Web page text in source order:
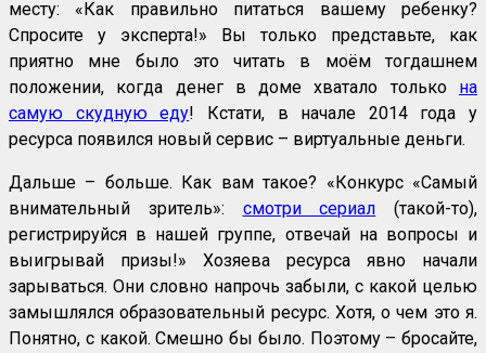
месту: «Как правильно питаться вашему ребенку?
Спросите у эксперта!» Вы только представьте, как
приятно мне было это читать в моём тогдашнем
положении, когда денег в доме хватало только на
самую скудную еду! Кстати, в начале 2014 года у
ресурса появился новый сервис – виртуальные деньги.
Дальше – больше. Как вам такое? «Конкурс «Самый
внимательный зритель»: смотри сериал (такой-то),
регистрируйся в нашей группе, отвечай на вопросы и
выигрывай призы!» Хозяева ресурса явно начали
зарываться. Они словно напрочь забыли, с какой целью
замышлялся образовательный ресурс. Хотя, о чем это я.
Понятно, с какой. Смешно бы было. Поэтому – бросайте,